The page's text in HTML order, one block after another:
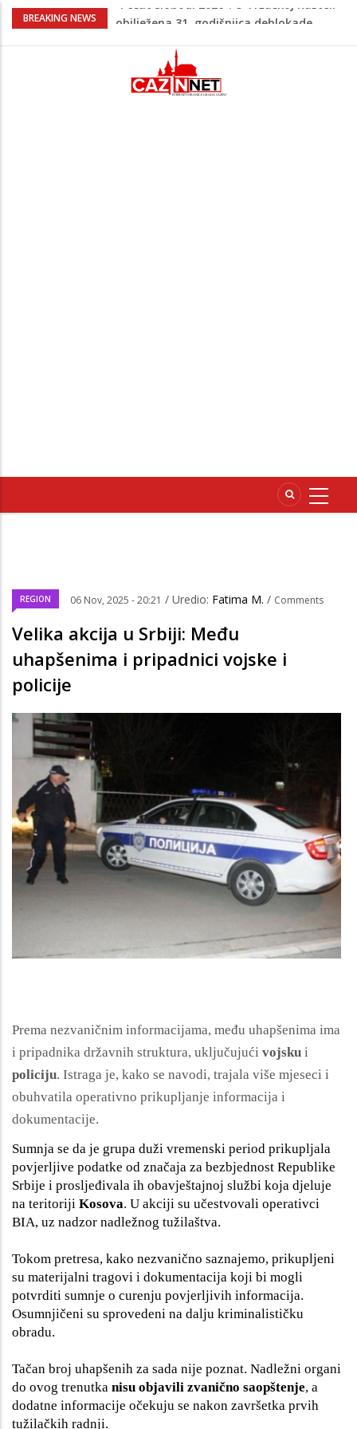
BREAKING NEWS
Porodica iz Krajine u centru afere,
Čestitka povodom Dana Grada Cazina
Velika Kladuša pod udarom požara:
Vatrogasci nadljudskim naporima
REGION 06 Nov, 2025 - 20:21 / Uredio: Fatima M. / Comments
Velika akcija u Srbiji: Među
uhapšenima i pripadnici vojske i
policije
Prema nezvaničnim informacijama, među uhapšenima ima
i pripadnika državnih struktura, uključujući vojsku i
policiju. Istraga je, kako se navodi, trajala više mjeseci i
obuhvatila operativno prikupljanje informacija i
dokumentacije.
Sumnja se da je grupa duži vremenski period prikupljala
povjerljive podatke od značaja za bezbjednost Republike
Srbije i prosljeđivala ih obavještajnoj službi koja djeluje
na teritoriji Kosova. U akciji su učestvovali operativci
BIA, uz nadzor nadležnog tužilaštva.
Tokom pretresa, kako nezvanično saznajemo, prikupljeni
su materijalni tragovi i dokumentacija koji bi mogli
potvrditi sumnje o curenju povjerljivih informacija.
Osumnjičeni su sprovedeni na dalju kriminalističku
obradu.
Tačan broj uhapšenih za sada nije poznat. Nadležni organi
do ovog trenutka nisu objavili zvanično saopštenje, a
dodatne informacije očekuju se nakon završetka prvih
tužilačkih radnji.